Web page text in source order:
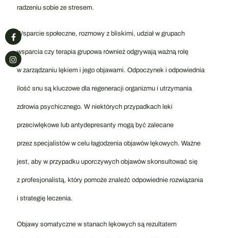
radzeniu sobie ze stresem.
Wsparcie społeczne, rozmowy z bliskimi, udział w grupach
wsparcia czy terapia grupowa również odgrywają ważną rolę
w zarządzaniu lękiem i jego objawami. Odpoczynek i odpowiednia
ilość snu są kluczowe dla regeneracji organizmu i utrzymania
zdrowia psychicznego. W niektórych przypadkach leki
przeciwlękowe lub antydepresanty mogą być zalecane
przez specjalistów w celu łagodzenia objawów lękowych. Ważne
jest, aby w przypadku uporczywych objawów skonsultować się
z profesjonalistą, który pomoże znaleźć odpowiednie rozwiązania
i strategię leczenia.
Objawy somatyczne w stanach lękowych są rezultatem